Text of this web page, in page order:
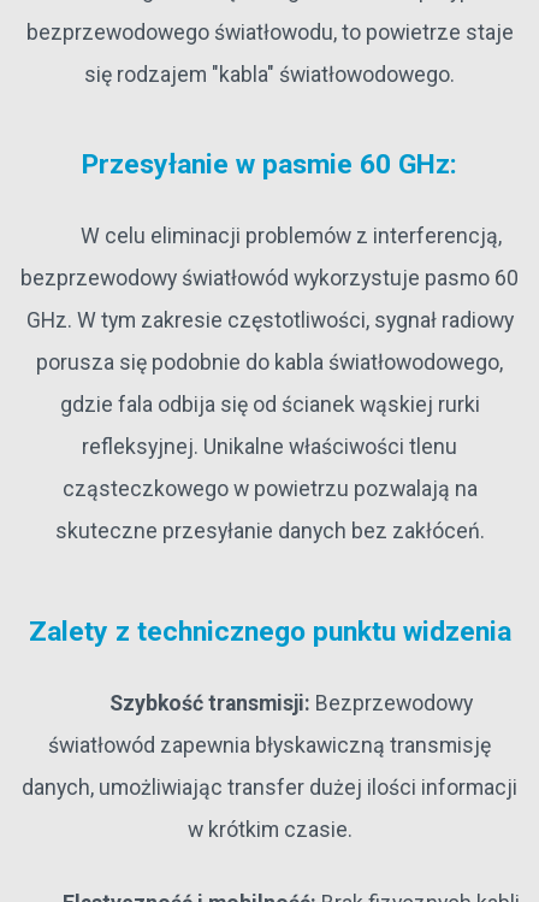
bezprzewodowego światłowodu, to powietrze staje
się rodzajem "kabla" światłowodowego.
Przesyłanie w pasmie 60 GHz:
W celu eliminacji problemów z interferencją,
bezprzewodowy światłowód wykorzystuje pasmo 60
GHz. W tym zakresie częstotliwości, sygnał radiowy
porusza się podobnie do kabla światłowodowego,
gdzie fala odbija się od ścianek wąskiej rurki
refleksyjnej. Unikalne właściwości tlenu
cząsteczkowego w powietrzu pozwalają na
skuteczne przesyłanie danych bez zakłóceń.
Zalety z technicznego punktu widzenia
Szybkość transmisji: Bezprzewodowy
światłowód zapewnia błyskawiczną transmisję
danych, umożliwiając transfer dużej ilości informacji
w krótkim czasie.